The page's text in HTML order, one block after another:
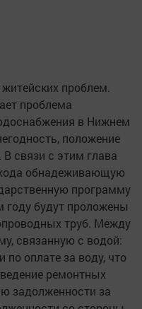
проблем.
проблема
в Нижнем
положение
связи с этим глава
обнадеживающую
программу
году будут проложены
труб. Между
связанную с водой:
по оплате за воду, что
ремонтных
задолженности за